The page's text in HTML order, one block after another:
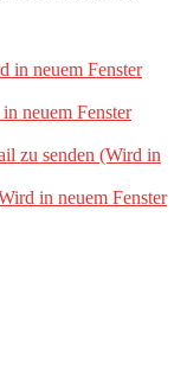
in neuem Fenster
neuem Fenster
zu senden (Wird in
in neuem Fenster